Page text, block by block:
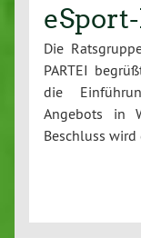
Die
PARTEI
die
Angebots in
Beschluss